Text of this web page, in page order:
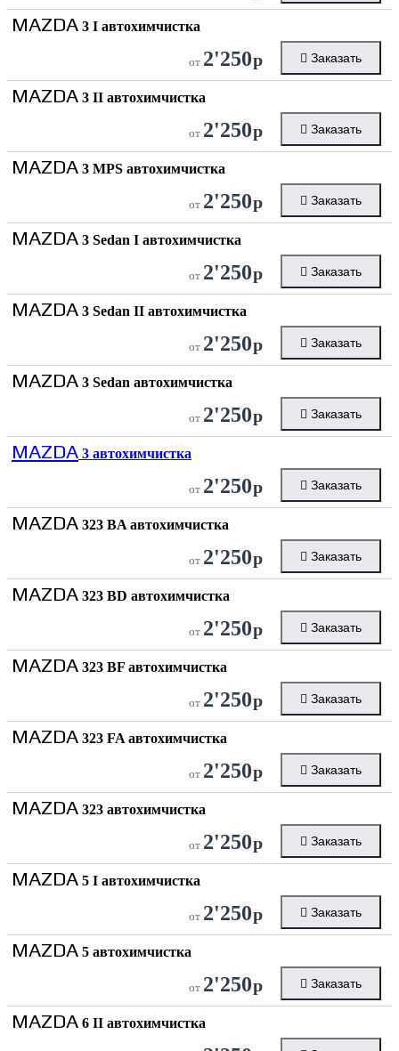
MAZDA 3 I автохимчистка
от 2'250р Заказать
MAZDA 3 II автохимчистка
от 2'250р Заказать
MAZDA 3 MPS автохимчистка
от 2'250р Заказать
MAZDA 3 Sedan I автохимчистка
от 2'250р Заказать
MAZDA 3 Sedan II автохимчистка
от 2'250р Заказать
MAZDA 3 Sedan автохимчистка
от 2'250р Заказать
MAZDA 3 автохимчистка
от 2'250р Заказать
MAZDA 323 BA автохимчистка
от 2'250р Заказать
MAZDA 323 BD автохимчистка
от 2'250р Заказать
MAZDA 323 BF автохимчистка
от 2'250р Заказать
MAZDA 323 FA автохимчистка
от 2'250р Заказать
MAZDA 323 автохимчистка
от 2'250р Заказать
MAZDA 5 I автохимчистка
от 2'250р Заказать
MAZDA 5 автохимчистка
от 2'250р Заказать
MAZDA 6 II автохимчистка